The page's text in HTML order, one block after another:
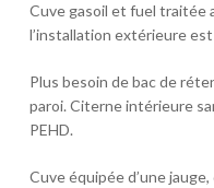
Cuve gasoil et fuel traitée
l’installation extérieure
Plus besoin de bac de
paroi. Citerne intérieure
PEHD.
Cuve équipée d’une